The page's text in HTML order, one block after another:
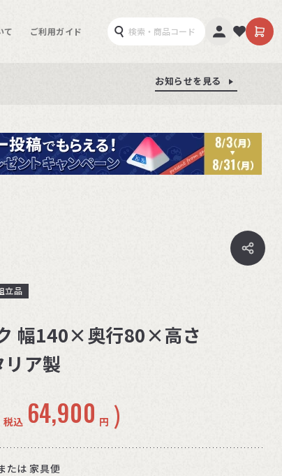
て ご利用ガイド
お知らせを見る
お知らせを見る
お知らせを見る
立品
幅140×奥行80×高さ
ア製
税込 64,900 円 )
たは 家具便